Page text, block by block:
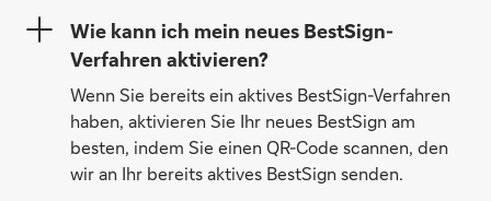
Wie kann ich mein neues BestSign-
Verfahren aktivieren?
Wenn Sie bereits ein aktives BestSign-Verfahren
haben, aktivieren Sie Ihr neues BestSign am
besten, indem Sie einen QR-Code scannen, den
wir an Ihr bereits aktives BestSign senden.